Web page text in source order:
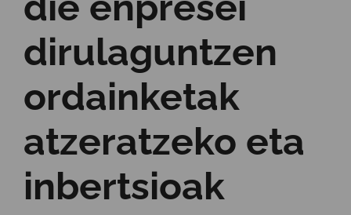
dirulaguntzen
ordainketak
atzeratzeko eta
inbertsioak